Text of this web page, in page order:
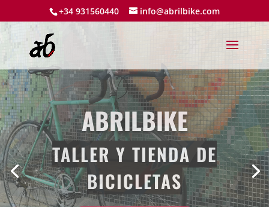
+34 931560440 info@abrilbike.com
ABRILBIKE
PARTNERS DE LAS
MEJORES MARCAS